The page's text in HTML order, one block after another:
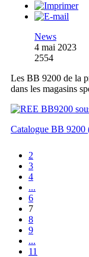
News
4 mai 2023
2554
Les BB 9200 de la
dans les magasins
Catalogue BB 9200
2
3
4
...
6
7
8
9
...
11